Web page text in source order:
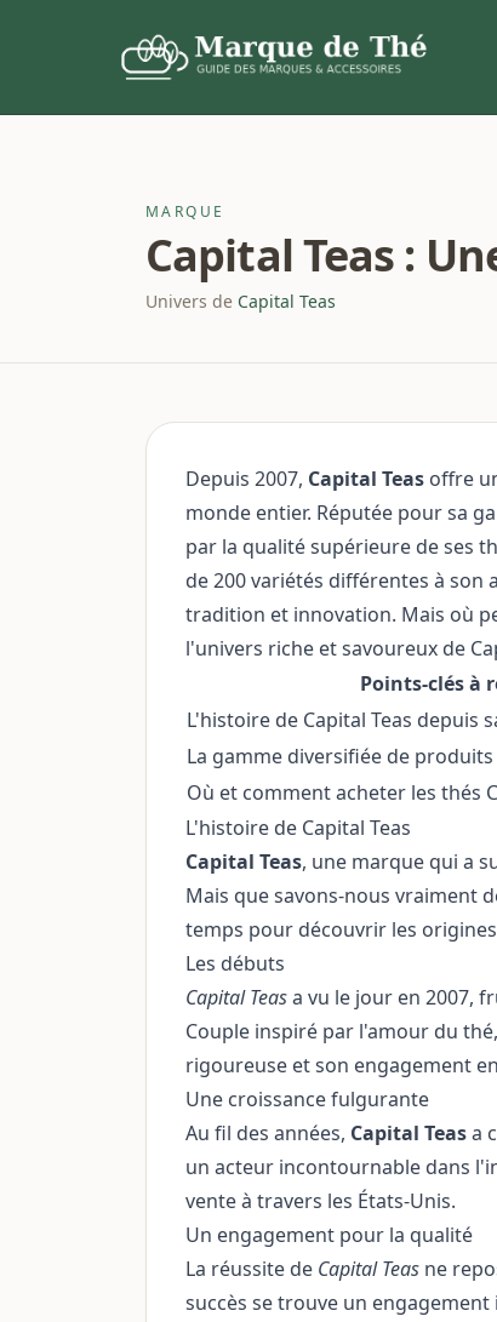
MARQUE
Capital Teas :
Univers de Capital Teas
Depuis 2007, Capital Teas offre
monde entier. Réputée pour sa
par la qualité supérieure de ses
de 200 variétés différentes à son
tradition et innovation. Mais où
l'univers riche et savoureux de
Points-clés à
L'histoire de Capital Teas depuis
La gamme diversifiée de
Où et comment acheter les thés
L'histoire de Capital Teas
Capital Teas, une marque qui a
Mais que savons-nous vraiment
temps pour découvrir les
Les débuts
Capital Teasa vu le jour en 2007,
Couple inspiré par l'amour du
rigoureuse et son engagement
Une croissance fulgurante
Au fil des années, Capital Teasa
un acteur incontournable dans
vente à travers les États-Unis.
Un engagement pour la qualité
La réussite de Capital Teas ne
succès se trouve un